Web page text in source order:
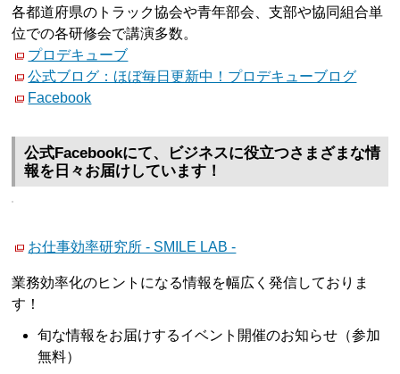
各都道府県のトラック協会や青年部会、支部や協同組合単
位での各研修会で講演多数。
プロデキューブ
公式ブログ：ほぼ毎日更新中！プロデキューブログ
Facebook
公式Facebookにて、ビジネスに役立つさまざまな情
報を日々お届けしています！
お仕事効率研究所 - SMILE LAB -
業務効率化のヒントになる情報を幅広く発信しておりま
す！
旬な情報をお届けするイベント開催のお知らせ（参加
無料）